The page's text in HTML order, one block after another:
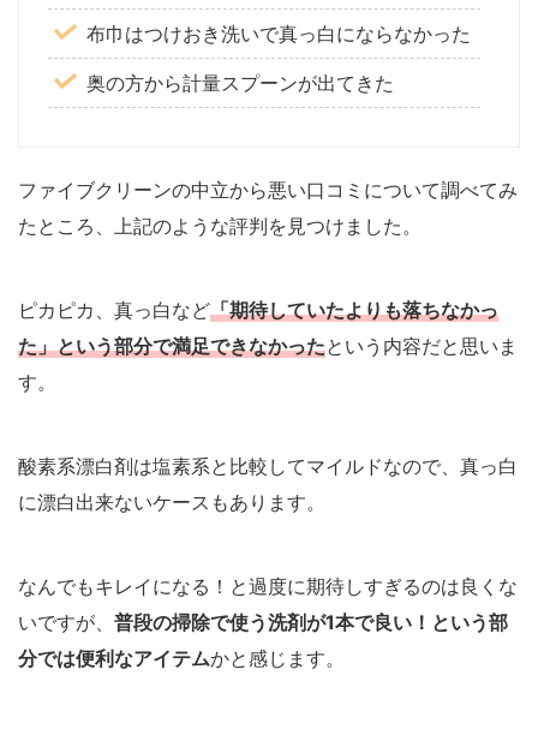
布巾はつけおき洗いで真っ白にならなかった
奥の方から計量スプーンが出てきた
ファイブクリーンの中立から悪い口コミについて調べてみ
たところ、上記のような評判を見つけました。
ピカピカ、真っ白など「期待していたよりも落ちなかっ
た」という部分で満足できなかったという内容だと思いま
す。
酸素系漂白剤は塩素系と比較してマイルドなので、真っ白
に漂白出来ないケースもあります。
なんでもキレイになる！と過度に期待しすぎるのは良くな
いですが、 普段の掃除で使う洗剤が1本で良い！という部
分では便利なアイテムかと感じます。